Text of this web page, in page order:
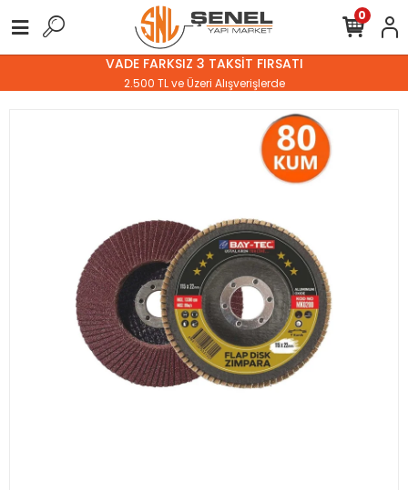
VADE FARKSIZ 3 TAKSİT FIRSATI
2.500 TL ve Üzeri Alışverişlerde
0